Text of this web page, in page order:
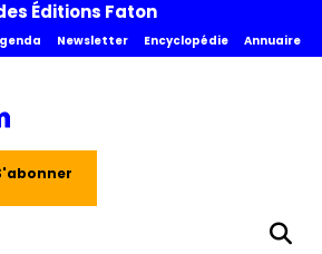
Éditions Faton
Newsletter Encyclopédie Annuaire